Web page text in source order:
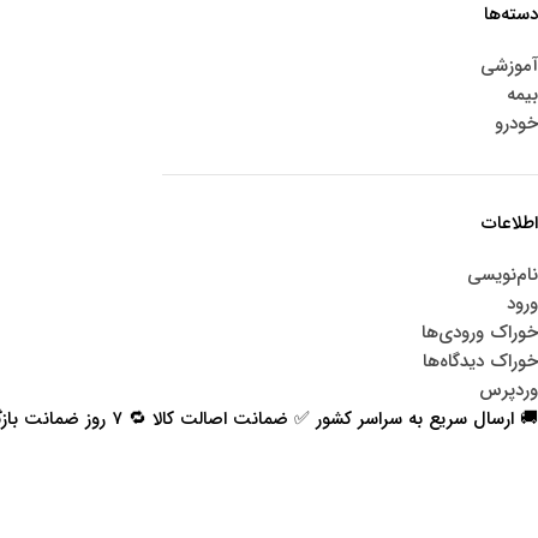
دسته‌ها
آموزشی
بیمه
خودرو
اطلاعات
نام‌نویسی
ورود
خوراک ورودی‌ها
خوراک دیدگاه‌ها
وردپرس
🚚 ارسال سریع به سراسر کشور ✅ ضمانت اصالت کالا 🔁 ۷ روز ضمانت بازگشت 📞 پشتیبانی واقعی